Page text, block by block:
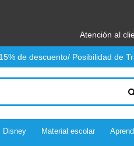
Atención al
de descuento/ Posibilidad de
Disney Material escolar